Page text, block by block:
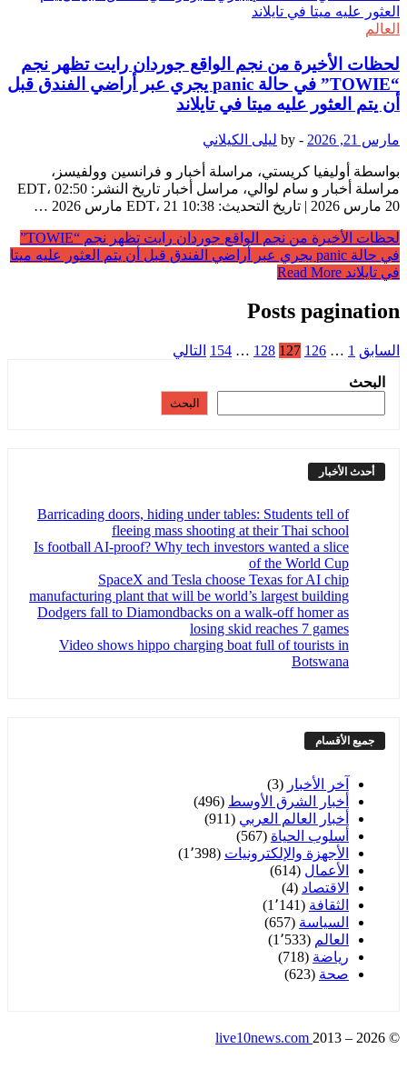
العالم
لحظات الأخيرة من نجم الواقع جوردان رايت تظهر نجم
“TOWIE” في حالة panic يجري عبر أراضي الفندق قبل
أن يتم العثور عليه ميتا في تايلاند
مارس 21, 2026 -
by ليلى الكيلاني
بواسطة أوليفيا كريستي، مراسلة أخبار و فرانسين وولفيسز،
مراسلة أخبار و سام لوالي، مراسل أخبار تاريخ النشر: 02:50 EDT،
20 مارس 2026 | تاريخ التحديث: 10:38 EDT، 21 مارس 2026 …
لحظات الأخيرة من نجم الواقع جوردان رايت تظهر نجم “TOWIE”
في حالة panic يجري عبر أراضي الفندق قبل أن يتم العثور عليه ميتا
في تايلاند
Posts pagination
السابق 1
…
126
127
128
…
154 التالي
البحث
البحث
أحدث الأخبار
Barricading doors, hiding under tables: Students tell of
fleeing mass shooting at their Thai school
Is football AI-proof? Why tech investors wanted a slice
of the World Cup
SpaceX and Tesla choose Texas for AI chip
manufacturing plant that will be world’s largest building
Dodgers fall to Diamondbacks on a walk-off homer as
losing skid reaches 7 games
Video shows hippo charging boat full of tourists in
Botswana
جميع الأقسام
آخر الأخبار (3)
أخبار الشرق الأوسط (496)
أخبار العالم العربي (911)
أسلوب الحياة (567)
الأجهزة والإلكترونيات (1٬398)
الأعمال (614)
الاقتصاد (4)
الثقافة (1٬141)
السياسة (657)
العالم (1٬533)
رياضة (718)
صحة (623)
©
live10news.com 2013 – 2026